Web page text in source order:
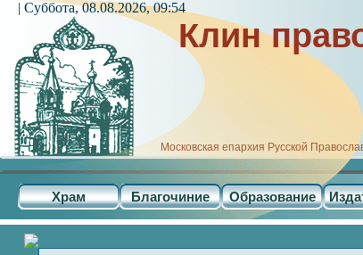
Клин
Московская епархия Русской
Храм Благочиние Образование
| Суббота, 08.08.2026, 09:54